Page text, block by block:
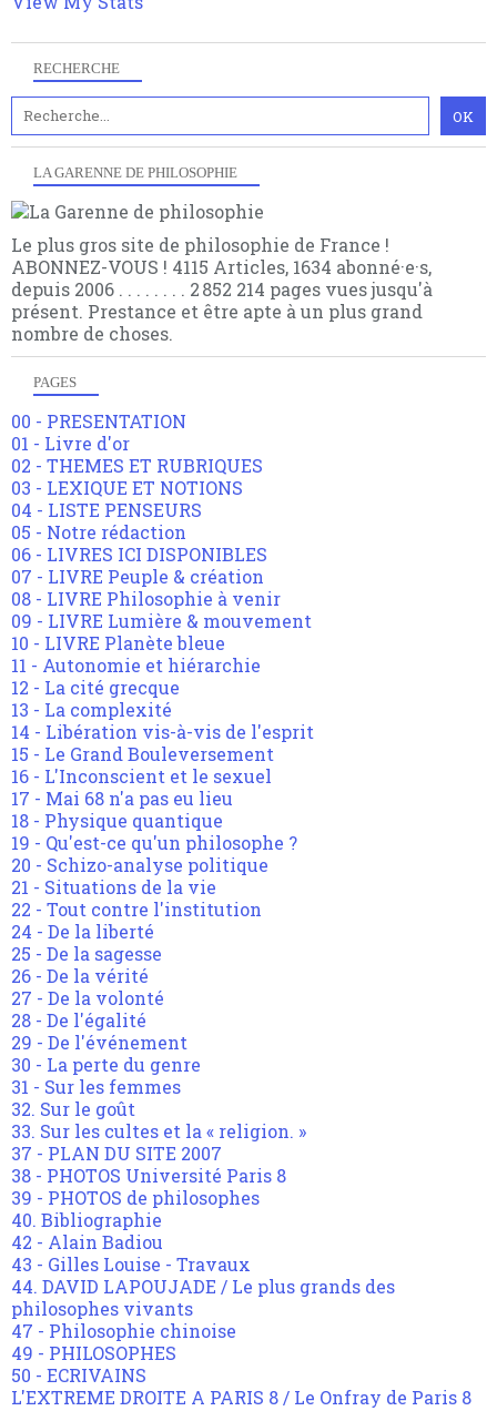
RECHERCHE
LA GARENNE DE PHILOSOPHIE
Le plus gros site de philosophie de France !
ABONNEZ-VOUS ! 4115 Articles, 1634 abonné·e·s,
depuis 2006 . . . . . . . . 2 852 214 pages vues jusqu'à
présent. Prestance et être apte à un plus grand
nombre de choses.
PAGES
00 - PRESENTATION
01 - Livre d'or
02 - THEMES ET RUBRIQUES
03 - LEXIQUE ET NOTIONS
04 - LISTE PENSEURS
05 - Notre rédaction
06 - LIVRES ICI DISPONIBLES
07 - LIVRE Peuple & création
08 - LIVRE Philosophie à venir
09 - LIVRE Lumière & mouvement
10 - LIVRE Planète bleue
11 - Autonomie et hiérarchie
12 - La cité grecque
13 - La complexité
14 - Libération vis-à-vis de l'esprit
15 - Le Grand Bouleversement
16 - L'Inconscient et le sexuel
17 - Mai 68 n'a pas eu lieu
18 - Physique quantique
19 - Qu'est-ce qu'un philosophe ?
20 - Schizo-analyse politique
21 - Situations de la vie
22 - Tout contre l'institution
24 - De la liberté
25 - De la sagesse
26 - De la vérité
27 - De la volonté
28 - De l'égalité
29 - De l'événement
30 - La perte du genre
31 - Sur les femmes
32. Sur le goût
33. Sur les cultes et la « religion. »
37 - PLAN DU SITE 2007
38 - PHOTOS Université Paris 8
39 - PHOTOS de philosophes
40. Bibliographie
42 - Alain Badiou
43 - Gilles Louise - Travaux
44. DAVID LAPOUJADE / Le plus grands des
philosophes vivants
47 - Philosophie chinoise
49 - PHILOSOPHES
50 - ECRIVAINS
L'EXTREME DROITE A PARIS 8 / Le Onfray de Paris 8